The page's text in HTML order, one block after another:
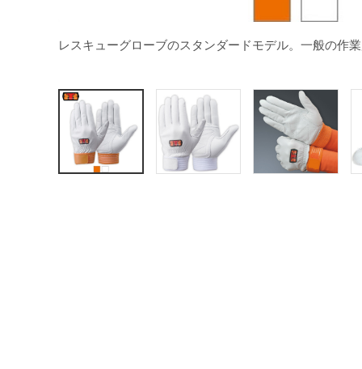
レスキューグローブのスタンダードモデル。一般の